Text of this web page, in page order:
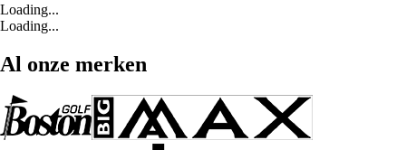
Loading...
Loading...
Al onze merken